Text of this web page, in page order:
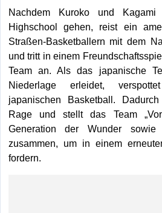
Nachdem Kuroko und
Highschool gehen, reist ein
Straßen-Basketballern mit dem
und tritt in einem
Team an. Als das japanische
Niederlage erleidet,
japanischen Basketball.
Rage und stellt das Team
Generation der Wunder
zusammen, um in einem
fordern.